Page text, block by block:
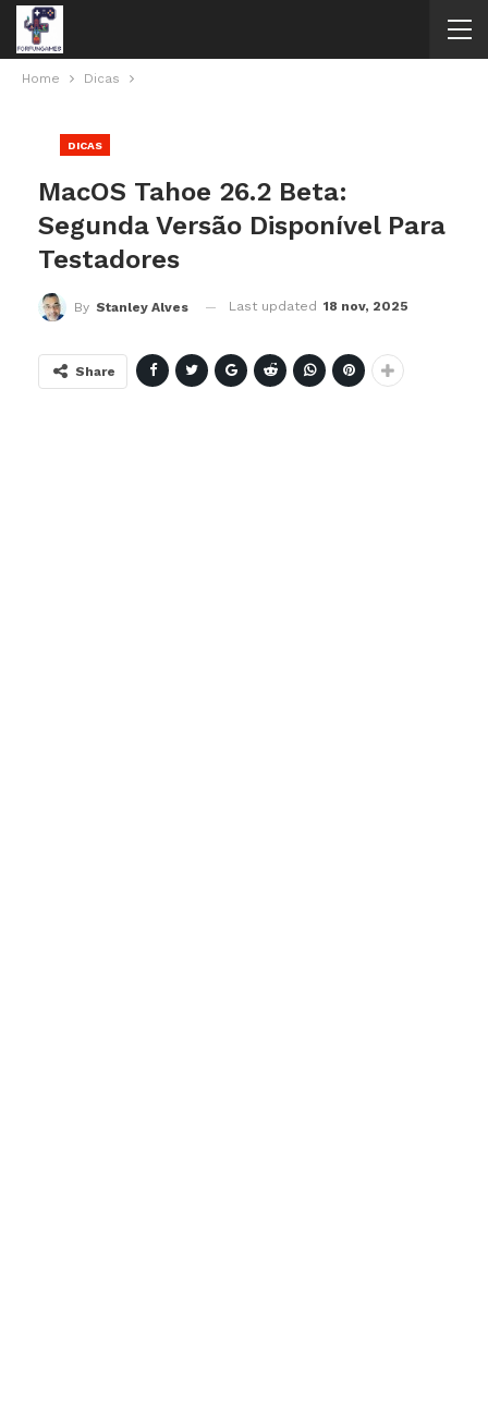
Home Dicas
DICAS
MacOS Tahoe 26.2 Beta:
Segunda Versão Disponível Para
Testadores
By Stanley Alves Last updated 18 nov, 2025
Share